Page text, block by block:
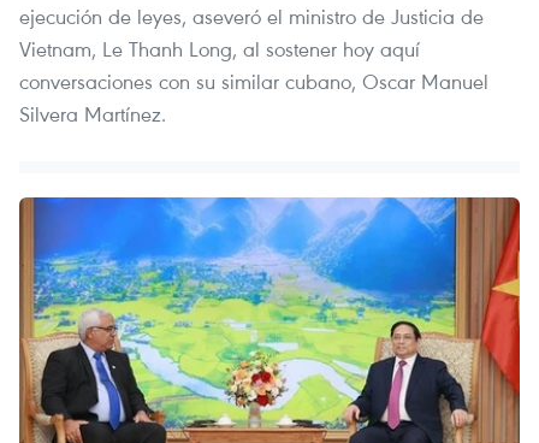
ejecución de leyes, aseveró el ministro de Justicia de
Vietnam, Le Thanh Long, al sostener hoy aquí
conversaciones con su similar cubano, Oscar Manuel
Silvera Martínez.